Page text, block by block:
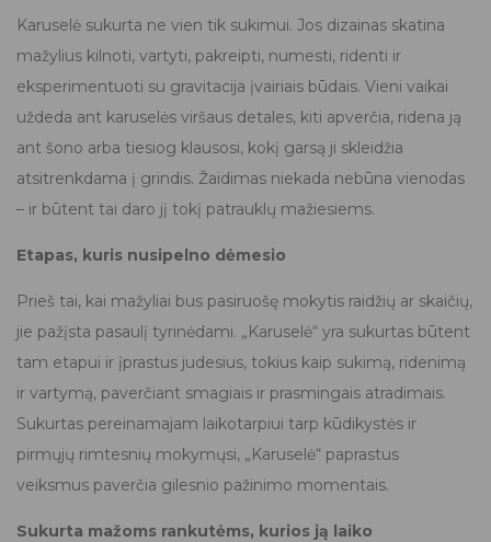
Karuselė sukurta ne vien tik sukimui. Jos dizainas skatina
mažylius kilnoti, vartyti, pakreipti, numesti, ridenti ir
eksperimentuoti su gravitacija įvairiais būdais. Vieni vaikai
uždeda ant karuselės viršaus detales, kiti apverčia, ridena ją
ant šono arba tiesiog klausosi, kokį garsą ji skleidžia
atsitrenkdama į grindis. Žaidimas niekada nebūna vienodas
– ir būtent tai daro jį tokį patrauklų mažiesiems.
Etapas, kuris nusipelno dėmesio
Prieš tai, kai mažyliai bus pasiruošę mokytis raidžių ar skaičių,
jie pažįsta pasaulį tyrinėdami. „Karuselė“ yra sukurtas būtent
tam etapui ir įprastus judesius, tokius kaip sukimą, ridenimą
ir vartymą, paverčiant smagiais ir prasmingais atradimais.
Sukurtas pereinamajam laikotarpiui tarp kūdikystės ir
pirmųjų rimtesnių mokymųsi, „Karuselė“ paprastus
veiksmus paverčia gilesnio pažinimo momentais.
Sukurta mažoms rankutėms, kurios ją laiko